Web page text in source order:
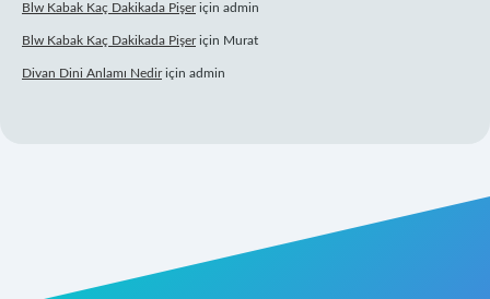
Blw Kabak Kaç Dakikada Pişeriçin admin
Blw Kabak Kaç Dakikada Pişeriçin Murat
Divan Dini Anlamı Nediriçin admin